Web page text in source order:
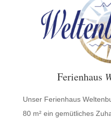
Ferienhaus
Unser Ferienhaus
80 m² ein gemütliches